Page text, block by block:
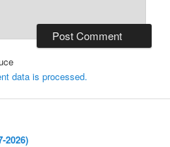
data is processed.
2026)